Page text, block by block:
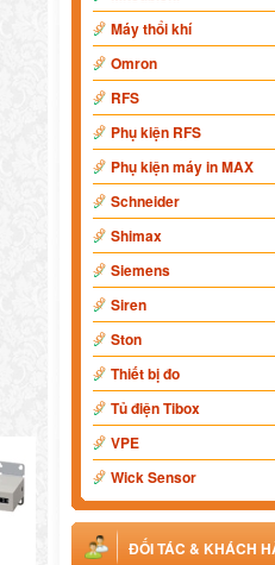
Máy thổi khí
Omron
RFS
Phụ kiện RFS
Phụ kiện máy in MAX
Schneider
Shimax
Siemens
Siren
Ston
Thiết bị đo
Tủ điện Tibox
VPE
Wick Sensor
ĐỐI TÁC & KHÁCH